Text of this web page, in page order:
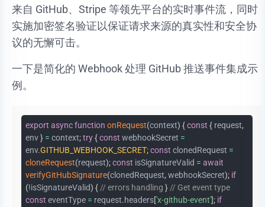
来自 GitHub、Stripe 等领先平台的实时事件流，同时
实施加密签名验证以保证请求来源的真实性和安全协
议的无懈可击。
一下是简化的 Webhook 处理 GitHub 推送事件集成示
例。
export asyncfunction onRequest(context) {const { request,
env} = context;try{const webhookSecret =
env.GITHUB_WEBHOOK_SECRET;const clonedRequest =
cloneRequest(request);const isSignatureValid = await
verifyGitHubSignature(clonedRequest, webhookSecret); if
(!isSignatureValid) {// errors handling }// Get event type
const eventType = request.headers['x-github-event']; if